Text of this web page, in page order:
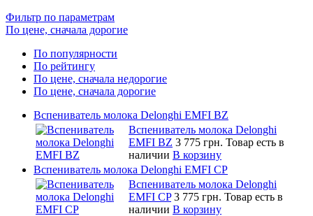
Фильтр по параметрам
По цене, сначала дорогие
По популярности
По рейтингу
По цене, сначала недорогие
По цене, сначала дорогие
Вспениватель молока Delonghi EMFI BZ
Вспениватель молока Delonghi
EMFI BZ 3 775 грн. Товар есть в
наличии В корзину
Вспениватель молока Delonghi EMFI CP
Вспениватель молока Delonghi
EMFI CP 3 775 грн. Товар есть в
наличии В корзину